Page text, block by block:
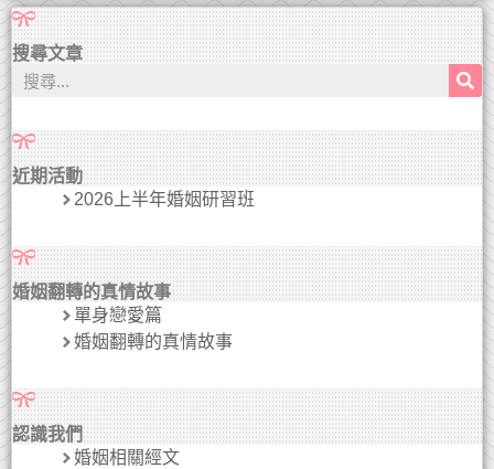
搜尋文章
近期活動
2026上半年婚姻研習班
婚姻翻轉的真情故事
單身戀愛篇
婚姻翻轉的真情故事
認識我們
婚姻相關經文